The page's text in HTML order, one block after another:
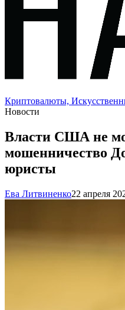
Криптовалюты,
Новости
Власти США не
мошенничество
юристы
Ева Литвиненко22 апреля